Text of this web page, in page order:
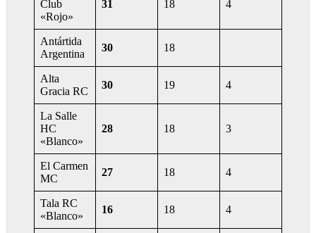
Club
«Rojo»
31 18 4
Antártida
Argentina
30 18
Alta
Gracia RC
30 19 4
La Salle
HC
«Blanco»
28 18 3
El Carmen
MC
27 18 4
Tala RC
«Blanco»
16 18 4